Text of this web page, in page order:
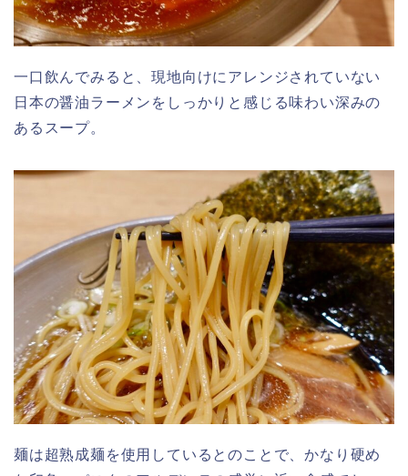
一口飲んでみると、現地向けにアレンジされていない
日本の醤油ラーメンをしっかりと感じる味わい深みの
あるスープ。
麺は超熟成麺を使用しているとのことで、かなり硬め